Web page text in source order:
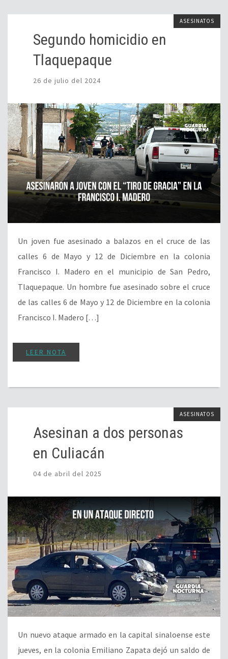
ASESINATOS
Segundo homicidio en
Tlaquepaque
26 de julio del 2024
Un joven fue asesinado a balazos en el cruce de las
calles 6 de Mayo y 12 de Diciembre en la colonia
Francisco I. Madero en el municipio de San Pedro,
Tlaquepaque. Un hombre fue asesinado sobre el cruce
de las calles 6 de Mayo y 12 de Diciembre en la colonia
Francisco I. Madero […]
LEER NOTA
ASESINATOS
Asesinan a dos personas
en Culiacán
04 de abril del 2025
Un nuevo ataque armado en la capital sinaloense este
jueves, en la colonia Emiliano Zapata dejó un saldo de